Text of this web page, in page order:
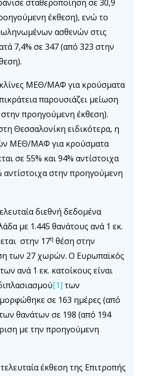
σταθεροποίηση σε 30,9
έκθεση), ενώ το
ασθενών στις
7,4% σε 347 (από 323 στην
ΜΕΘ/ΜΑΦ για κρούσματα
παρουσιάζει μείωση
προηγούμενη έκθεση).
Θεσσαλονίκη ειδικότερα, η
ΜΕΘ/ΜΑΦ για κρούσματα
σε 55% και 94% αντίστοιχα
αντίστοιχα στην προηγούμενη
διεθνή δεδομένα
με 1.445 θανάτους ανά 1 εκ.
στην 17η θέση στην
των 27 χωρών. Ο Ευρωπαϊκός
ανά 1 εκ. κατοίκους είναι
[1] των
σε 163 ημέρες (από
θανάτων σε 198 (από 194
με την προηγούμενη
έκθεση της Επιτροπής